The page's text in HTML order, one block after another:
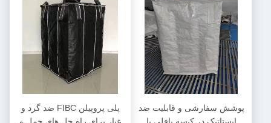
پوشش سفارشی و قابلیت ضد
پلی پروپیلن FIBC ضد گرد و